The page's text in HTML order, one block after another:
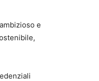
e